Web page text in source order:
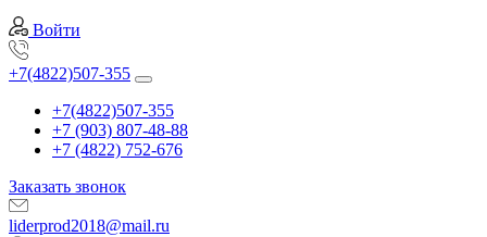
Войти
+7(4822)507-355
+7(4822)507-355
+7 (903) 807-48-88
+7 (4822) 752-676
Заказать звонок
liderprod2018@mail.ru